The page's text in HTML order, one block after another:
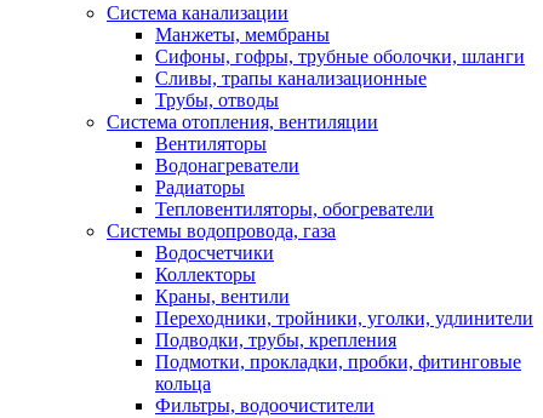
Система канализации
Манжеты, мембраны
Сифоны, гофры, трубные оболочки, шланги
Сливы, трапы канализационные
Трубы, отводы
Система отопления, вентиляции
Вентиляторы
Водонагреватели
Радиаторы
Тепловентиляторы, обогреватели
Системы водопровода, газа
Водосчетчики
Коллекторы
Краны, вентили
Переходники, тройники, уголки, удлинители
Подводки, трубы, крепления
Подмотки, прокладки, пробки, фитинговые
кольца
Фильтры, водоочистители